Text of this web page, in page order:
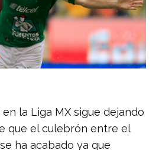
la Liga MX sigue dejando
que el culebrón entre el
ha acabado ya que